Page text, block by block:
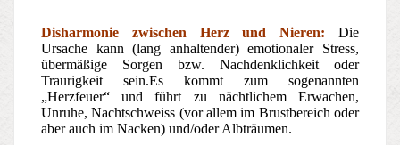
Disharmonie zwischen Herz und Nieren: Die
Ursache kann (lang anhaltender) emotionaler Stress,
übermäßige Sorgen bzw. Nachdenklichkeit oder
Traurigkeit sein.Es kommt zum sogenannten
„Herzfeuer“ und führt zu nächtlichem Erwachen,
Unruhe, Nachtschweiss (vor allem im Brustbereich oder
aber auch im Nacken) und/oder Albträumen.